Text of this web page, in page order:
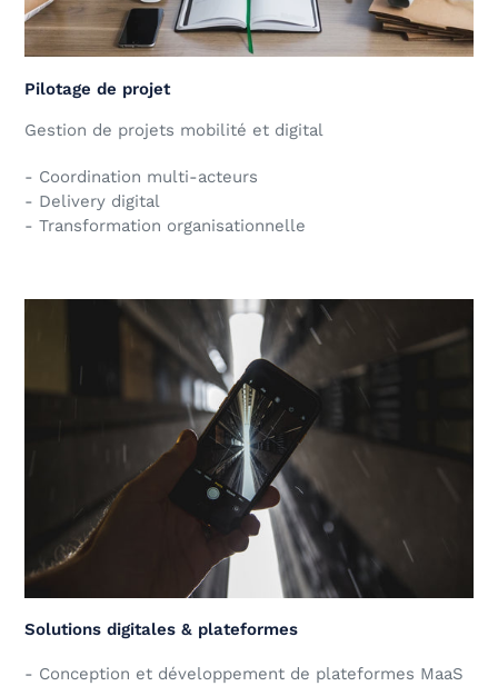
Pilotage de projet
Gestion de projets mobilité et digital
- Coordination multi-acteurs
- Delivery digital
- Transformation organisationnelle
Solutions digitales & plateformes
- Conception et développement de plateformes MaaS